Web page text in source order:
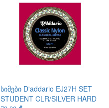
სიმები D'addario EJ27H SET
STUDENT CLR/SILVER HARD